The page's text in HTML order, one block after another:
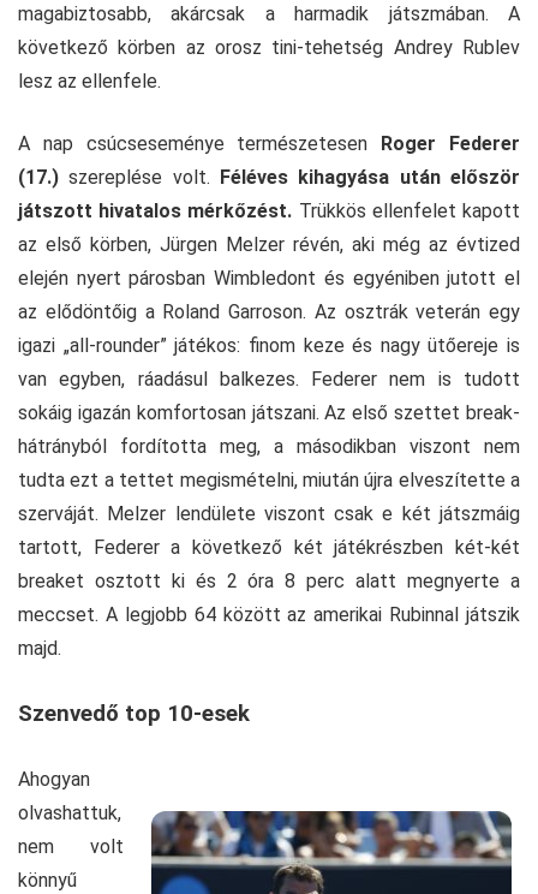
magabiztosabb, akárcsak a harmadik játszmában. A
következő körben az orosz tini-tehetség Andrey Rublev
lesz az ellenfele.
A nap csúcseseménye természetesen Roger Federer
(17.) szereplése volt. Féléves kihagyása után először
játszott hivatalos mérkőzést. Trükkös ellenfelet kapott
az első körben, Jürgen Melzer révén, aki még az évtized
elején nyert párosban Wimbledont és egyéniben jutott el
az elődöntőig a Roland Garroson. Az osztrák veterán egy
igazi „all-rounder” játékos: finom keze és nagy ütőereje is
van egyben, ráadásul balkezes. Federer nem is tudott
sokáig igazán komfortosan játszani. Az első szettet break-
hátrányból fordította meg, a másodikban viszont nem
tudta ezt a tettet megismételni, miután újra elveszítette a
szerváját. Melzer lendülete viszont csak e két játszmáig
tartott, Federer a következő két játékrészben két-két
breaket osztott ki és 2 óra 8 perc alatt megnyerte a
meccset. A legjobb 64 között az amerikai Rubinnal játszik
majd.
Szenvedő top 10-esek
Ahogyan
olvashattuk,
nem volt
könnyű